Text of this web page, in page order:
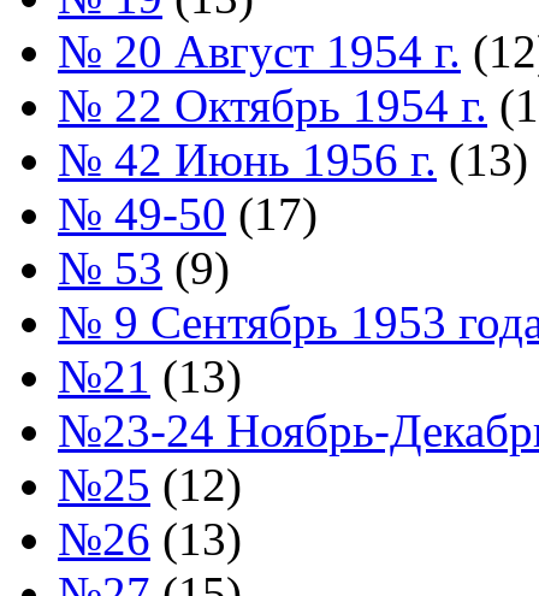
№ 20 Август 1954 г.
№ 22 Октябрь 1954 г.
№ 42 Июнь 1956 г. (13)
№ 49-50 (17)
№ 53 (9)
№ 9 Сентябрь 1953
№21 (13)
№23-24 Ноябрь-
№25 (12)
№26 (13)